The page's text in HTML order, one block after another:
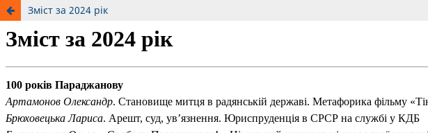
Зміст за 2024 рік